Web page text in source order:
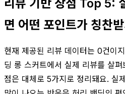
리뷰 기반 장점 Top 5:
면 어떤 포인트가 칭찬
현재 제공된 리뷰 데이터는 0건이
딩 롱 스커트에서 실제 리뷰를 살
점은 대체로 5가지로 정리돼요. 실